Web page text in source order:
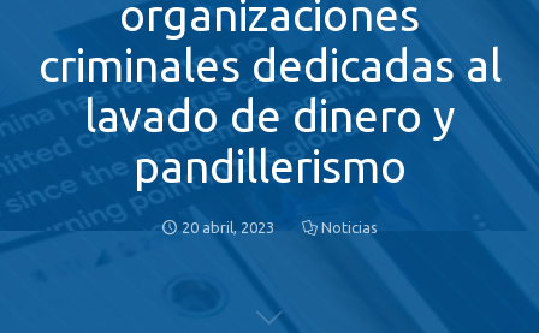
organizaciones
criminales dedicadas al
lavado de dinero y
pandillerismo
20 abril, 2023 Noticias